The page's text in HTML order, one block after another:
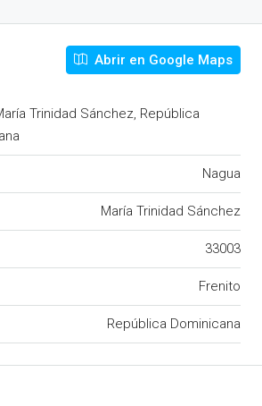
Abrir en Google Maps
Trinidad Sánchez, República
Nagua
María Trinidad Sánchez
33003
Frenito
República Dominicana